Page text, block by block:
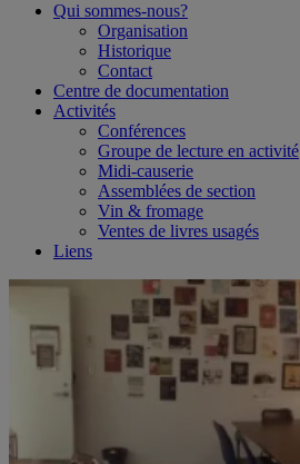
Qui sommes-nous?
Organisation
Historique
Contact
Centre de documentation
Activités
Conférences
Groupe de lecture en activité
Midi-causerie
Assemblées de section
Vin & fromage
Ventes de livres usagés
Liens